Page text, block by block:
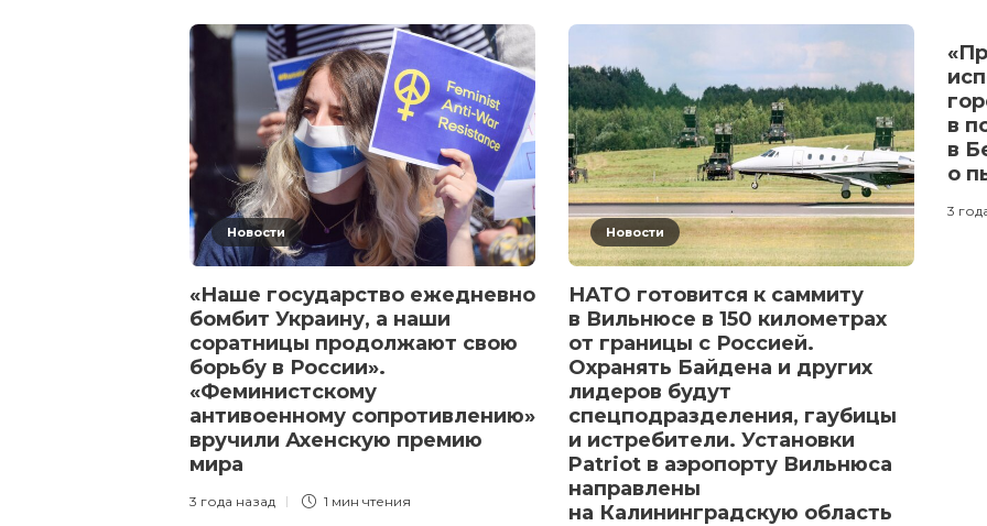
Новости
«Наше государство ежедневно
бомбит Украину, а наши
соратницы продолжают свою
борьбу в России».
«Феминистскому
антивоенному сопротивлению»
вручили Ахенскую премию
мира
3 года назад 1 мин чтения
Новости
НАТО готовится к саммиту
в Вильнюсе в 150 километрах
от границы с Россией.
Охранять Байдена и других
лидеров будут
спецподразделения, гаубицы
и истребители. Установки
Patriot в аэропорту Вильнюса
направлены
на Калининградскую область
в
в
о
3